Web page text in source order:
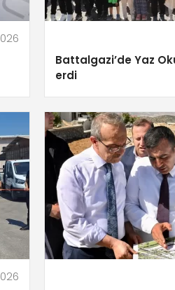
Battalgazi’de Yaz
erdi